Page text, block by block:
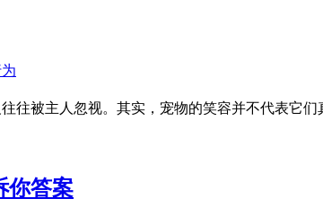
往被主人忽视。其实，宠物的笑容并不代表它
你答案